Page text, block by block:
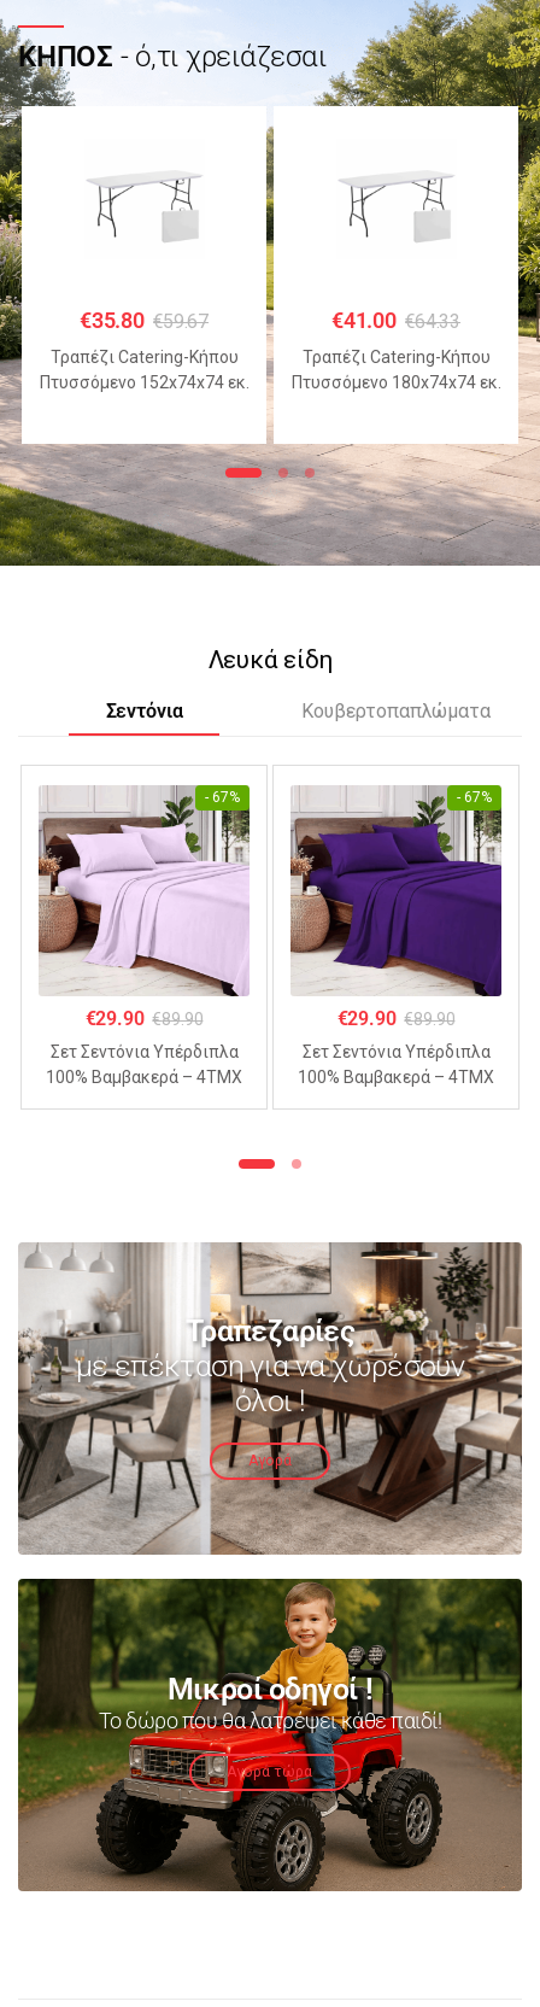
ΚΗΠΟΣ - ό,τι χρειάζεσαι
€35.80 €59.67
Τραπέζι Catering-Κήπου
Πτυσσόμενο 152x74x74 εκ.
€41.00 €64.33
Τραπέζι Catering-Κήπου
Πτυσσόμενο 180x74x74 εκ.
Λευκά είδη
Σεντόνια Κουβερτοπαπλώματα
- 67%
€29.90 €89.90
Σετ Σεντόνια Υπέρδιπλα
100% Βαμβακερά – 4ΤΜΧ
- 67%
€29.90 €89.90
Σετ Σεντόνια Υπέρδιπλα
100% Βαμβακερά – 4ΤΜΧ
Τραπεζαρίες
με επέκταση για να χωρέσουν
όλοι !
Αγορά
Μικροί οδηγοί !
Το δώρο που θα λατρέψει κάθε παιδί!
Αγορά τώρα